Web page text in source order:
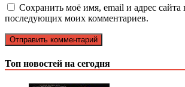
Сохранить моё имя, email и адрес сайта
последующих моих комментариев.
Топ новостей на сегодня